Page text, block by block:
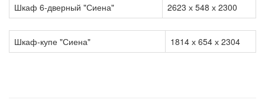
Шкаф 6-дверный "Сиена"
2623 х 548 х 2300
Шкаф-купе "Сиена" 1814 х 654 х 2304